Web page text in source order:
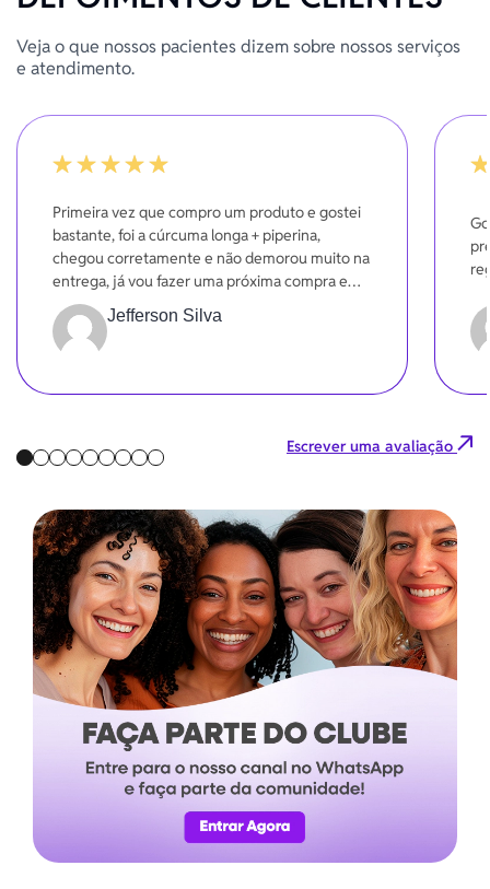
Veja o que nossos pacientes dizem sobre nossos serviços
e atendimento.
Primeira vez que compro um produto e gostei
bastante, foi a cúrcuma longa + piperina,
chegou corretamente e não demorou muito na
entrega, já vou fazer uma próxima compra em
breve.
Jefferson Silva
Escrever uma avaliação